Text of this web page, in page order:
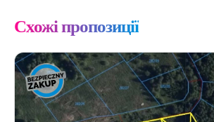
Схожі пропозиції